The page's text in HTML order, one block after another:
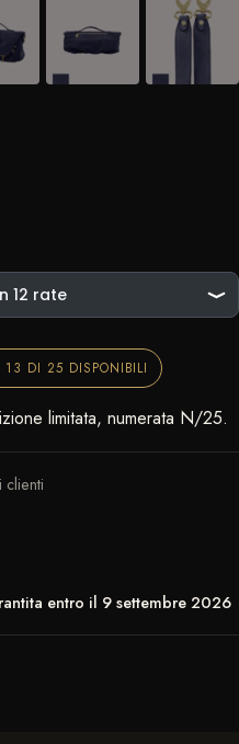
13 DI 25 DISPONIBILI
limitata, numerata N/25.
clienti
entro il 9 settembre 2026